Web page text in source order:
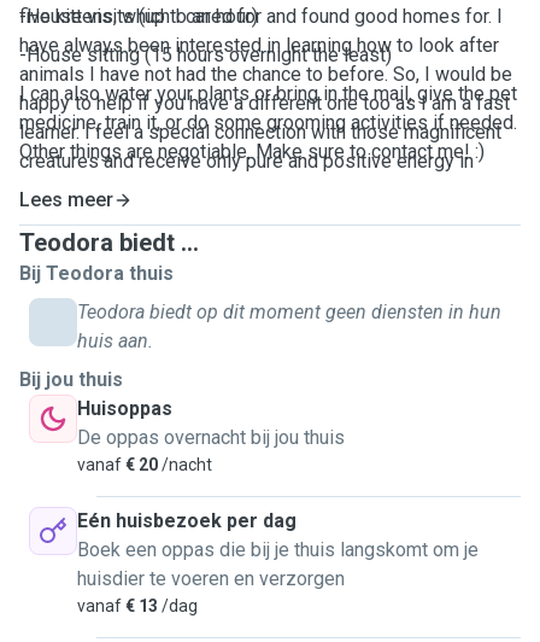
five kittens, which I cared for and found good homes for. I
have always been interested in learning how to look after
animals I have not had the chance to before. So, I would be
happy to help if you have a different one too as I am a fast
learner. I feel a special connection with those magnificent
creatures and receive only pure and positive energy in
return for my care.
-House visits (up to an hour)
-House sitting (15 hours overnight the least)
I can also water your plants or bring in the mail, give the pet
medicine, train it, or do some grooming activities if needed.
Other things are negotiable. Make sure to contact me! :)
Lees meer
Teodora biedt ...
Bij Teodora thuis
Teodora biedt op dit moment geen diensten in hun
huis aan.
Bij jou thuis
Huisoppas
De oppas overnacht bij jou thuis
vanaf€ 20/nacht
Eén huisbezoek per dag
Boek een oppas die bij je thuis langskomt om je
huisdier te voeren en verzorgen
vanaf€ 13 /dag